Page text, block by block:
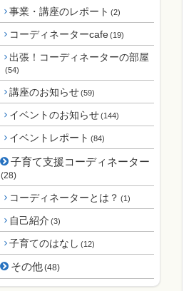
事業・講座のレポート (2)
コーディネーターcafe(19)
出張！コーディネーターの部屋
(54)
講座のお知らせ(59)
イベントのお知らせ(144)
イベントレポート (84)
子育て支援コーディネーター
(28)
コーディネーターとは？ (1)
自己紹介 (3)
子育てのはなし (12)
その他(48)